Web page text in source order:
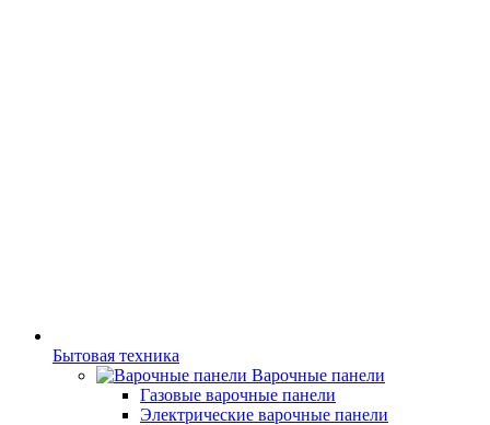
Бытовая техника
Варочные панели
Газовые варочные панели
Электрические варочные панели